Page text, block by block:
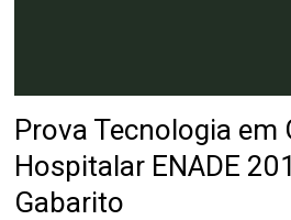
Prova Tecnologia em
Hospitalar ENADE
Gabarito